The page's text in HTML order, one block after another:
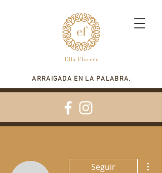
ARRAIGADA EN LA PALABRA.
Seguir